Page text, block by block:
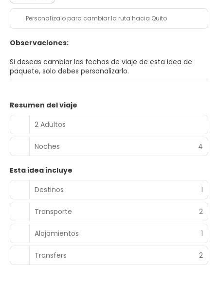
Personalízalo para cambiar la ruta hacia Quito
Observaciones:
Si deseas cambiar las fechas de viaje de esta idea de
paquete, solo debes personalizarlo.
Resumen del viaje
2 Adultos
Noches 4
Esta idea incluye
Destinos
1
Transporte 2
Alojamientos 1
Transfers 2